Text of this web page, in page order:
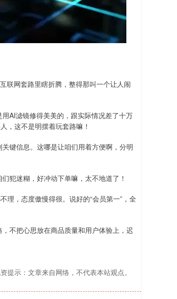
联网套路里瞎折腾，整得那叫一个让人闹
AI滤镜修得美美的，跟实际情况差了十万
，这不是明摆着玩套路嘛！
键信息。这哪是让咱们用着方便啊，分明
犯迷糊，好冲动下单嘛，太不地道了！
理，态度傲慢得很。说好的“会员第一”，全
不把心思放在商品质量和用户体验上，迟
提示：文章来自网络，不代表本站观点。